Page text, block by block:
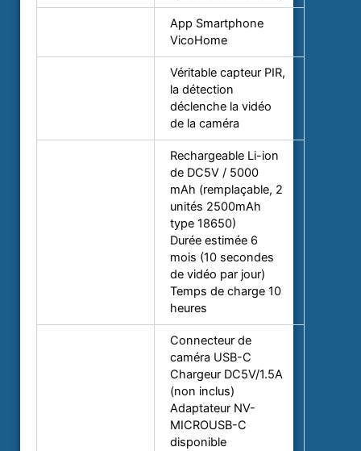
App Smartphone
VicoHome
Véritable capteur PIR,
la détection
déclenche la vidéo
de la caméra
Rechargeable Li-ion
de DC5V / 5000
mAh (remplaçable, 2
unités 2500mAh
type 18650)
Durée estimée 6
mois (10 secondes
de vidéo par jour)
Temps de charge 10
heures
Connecteur de
caméra USB-C
Chargeur DC5V/1.5A
(non inclus)
Adaptateur NV-
MICROUSB-C
disponible